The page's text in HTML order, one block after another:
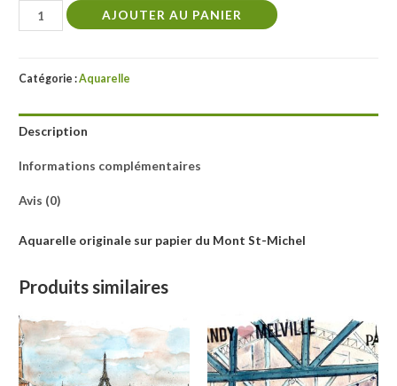
quantité
de
le
St-
AJOUTER AU PANIER
Catégorie :Aquarelle
Description
Informations complémentaires
Avis (0)
Aquarelle originale sur papier du Mont St-Michel
Produits similaires